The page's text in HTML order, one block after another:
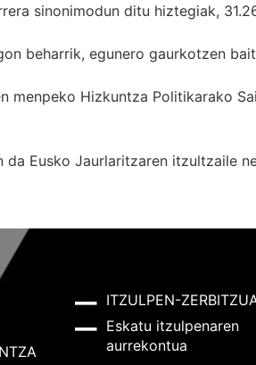
sinonimodun ditu hiztegiak,
beharrik, egunero gaurkotzen
menpeko Hizkuntza Politikarako
Eusko Jaurlaritzaren itzultzaile
ITZULPEN-
Eskatu itzulpenaren
aurrekontua